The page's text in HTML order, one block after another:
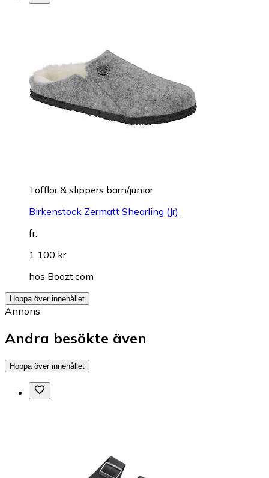
Tofflor & slippers barn/junior
Birkenstock Zermatt Shearling (Jr)
fr.
1 100 kr
hos Boozt.com
Hoppa över innehållet
Annons
Andra besökte även
Hoppa över innehållet